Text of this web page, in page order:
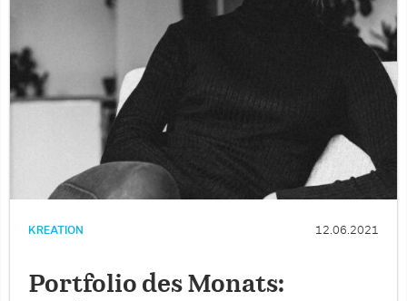
KREATION 12.06.2021
Portfolio des Monats: